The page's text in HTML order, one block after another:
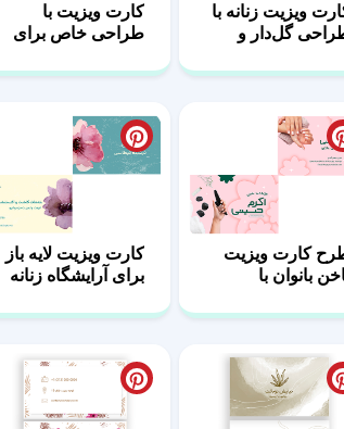
ویزیت زنانه با
گل‌دار و
کارت ویزیت با
طراحی خاص برای
آرایشی
کارت ویزیت
بانوان با
کارت ویزیت لایه باز
برای آرایشگاه زنانه